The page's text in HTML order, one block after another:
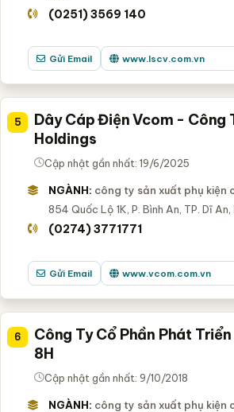
(0251) 3569 140
Gửi Email www.lscv.com.vn
5
Dây Cáp Điện Vcom - Công
Holdings
Cập nhật gần nhất: 19/6/2025
NGÀNH: công ty sản xuất phụ kiện
854 Quốc Lộ 1K, P. Bình An, TP. Dĩ An,
(0274) 3771771
Gửi Email www.vcom.com.vn
6
Công Ty Cổ Phần Phát
8H
Cập nhật gần nhất: 9/10/2018
NGÀNH: công ty sản xuất phụ kiện